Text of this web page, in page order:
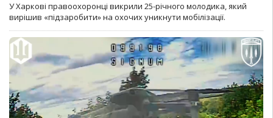
У Харкові правоохоронці викрили 25-річного молодика, який
вирішив «підзаробити» на охочих уникнути мобілізації.